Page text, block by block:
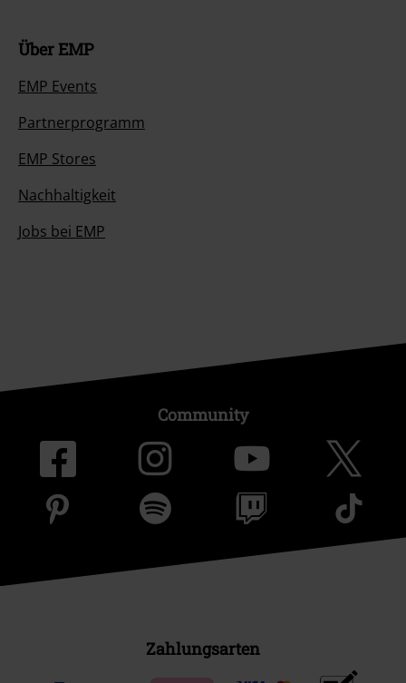
Über EMP
EMP Events
Partnerprogramm
EMP Stores
Nachhaltigkeit
Jobs bei EMP
Community
Zahlungsarten